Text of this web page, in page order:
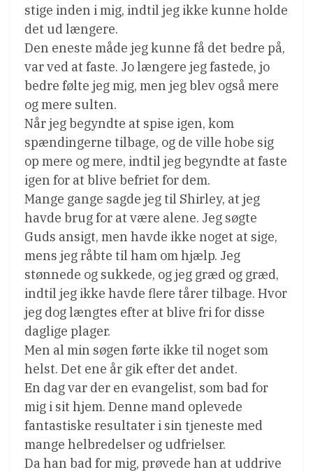
stige inden i mig, indtil jeg ikke kunne holde
det ud længere.
Den eneste måde jeg kunne få det bedre på,
var ved at faste. Jo længere jeg fastede, jo
bedre følte jeg mig, men jeg blev også mere
og mere sulten.
Når jeg begyndte at spise igen, kom
spændingerne tilbage, og de ville hobe sig
op mere og mere, indtil jeg begyndte at faste
igen for at blive befriet for dem.
Mange gange sagde jeg til Shirley, at jeg
havde brug for at være alene. Jeg søgte
Guds ansigt, men havde ikke noget at sige,
mens jeg råbte til ham om hjælp. Jeg
stønnede og sukkede, og jeg græd og græd,
indtil jeg ikke havde flere tårer tilbage. Hvor
jeg dog længtes efter at blive fri for disse
daglige plager.
Men al min søgen førte ikke til noget som
helst. Det ene år gik efter det andet.
En dag var der en evangelist, som bad for
mig i sit hjem. Denne mand oplevede
fantastiske resultater i sin tjeneste med
mange helbredelser og udfrielser.
Da han bad for mig, prøvede han at uddrive